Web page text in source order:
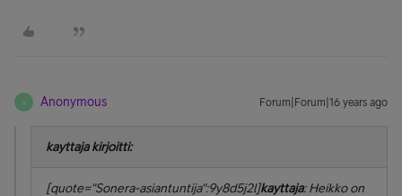
A Anonymous Forum|Forum|16 years ago
kayttaja kirjoitti:
[quote="Sonera-asiantuntija":9y8d5j2l]kayttaja: Heikko on